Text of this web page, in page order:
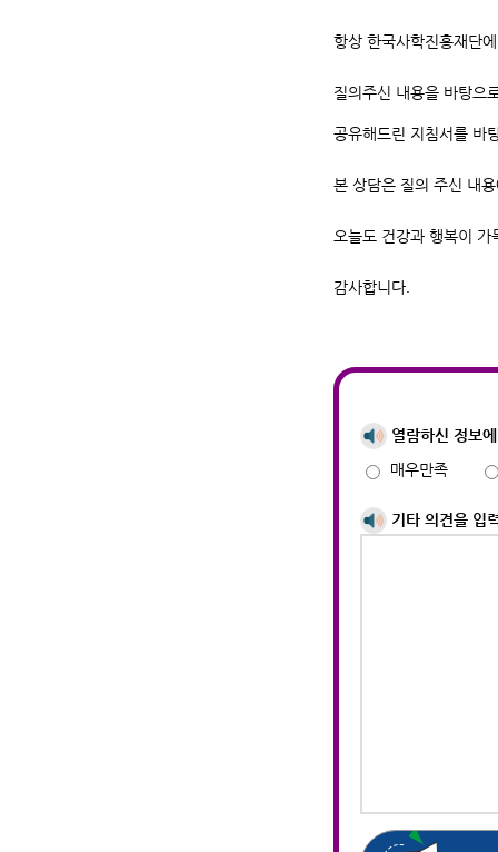
항상 한국사학진흥재단
질의주신 내용을 바탕으
공유해드린 지침서를 바
본 상담은 질의 주신 내
오늘도 건강과 행복이
감사합니다.
열람하신 정보
매우만족
기타 의견을 입